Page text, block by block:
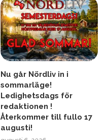
Nu går Nördliv in i
sommarläge!
Ledighetsdags för
redaktionen !
Återkommer till fullo 17
augusti!